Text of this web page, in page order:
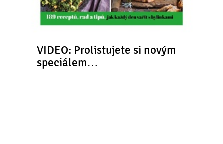
VIDEO: Prolistujete si novým
speciálem…